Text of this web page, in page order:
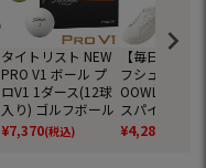
タイトリスト NEW
PRO V1 ボール プ
ロV1 1ダース(12球
入り) ゴルフボール
2025年モデル TITL
EIST 日本正規品
¥7,370(税込)
【毎日発送】
フシューズ メ
OOWLS クラ
スパイクレス
ーズ
パイクレスシ
¥4,280